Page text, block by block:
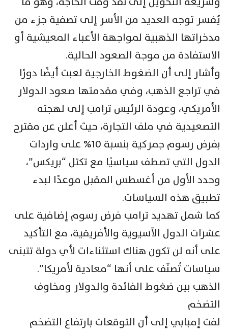
يُفسر توجه العديد من الأسر إلى تصفية جزء من
مدخراتها الذهبية لمواجهة الأعباء المعيشية أو
الاستفادة من موجة الصعود الحالية.
وأشار إلى أن الضغوط الخارجية لعبت أيضًا دورًا
في تراجع الذهب، وفي مقدمتها صعود الدولار
الأمريكي، وعودة الرئيس ترامب إلى لهجته
التصعيدية في ملف التجارة، حيث أعلن عن مقترح
بفرض رسوم جمركية بنسبة 10% على واردات
الدول التي تصطف سياسيًا مع تكتل “بريكس”،
وحدد الأول من أغسطس المقبل موعدًا لبدء
تطبيق هذه السياسات.
كما شمل تهديد ترامب فرض رسوم إضافية على
عشرات الدول الآسيوية والأفريقية، مع التأكيد
على أنه لن تكون هناك استثناءات لأي دولة تتبنى
سياسات تُصنّف على أنها “معادية لأمريكا”.
الذهب بين ضغوط الفائدة والدولار ومخاوف
التضخم
لفت إمبابي إلى أن التوقعات بارتفاع التضخم